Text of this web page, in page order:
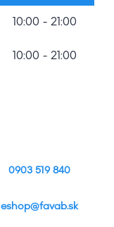
10:00 - 21:00
10:00 - 21:00
0903 519 840
eshop@favab.sk